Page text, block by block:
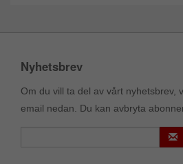
Nyhetsbrev
Om du vill ta del av vårt nyhetsbrev,
email nedan. Du kan avbryta